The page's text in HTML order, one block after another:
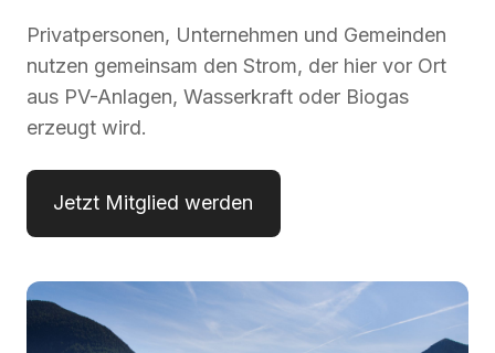
Privatpersonen, Unternehmen und Gemeinden
nutzen gemeinsam den Strom, der hier vor Ort
aus PV-Anlagen, Wasserkraft oder Biogas
erzeugt wird.
Jetzt Mitglied werden